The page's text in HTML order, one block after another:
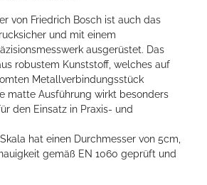
von Friedrich Bosch ist auch das
und mit einem
ausgerüstet. Das
robustem Kunststoff, welches auf
Metallverbindungsstück
matte Ausführung wirkt besonders
den Einsatz in Praxis- und
hat einen Durchmesser von 5cm,
gemäß EN 1060 geprüft und